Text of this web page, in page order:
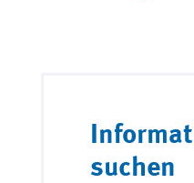
suchen